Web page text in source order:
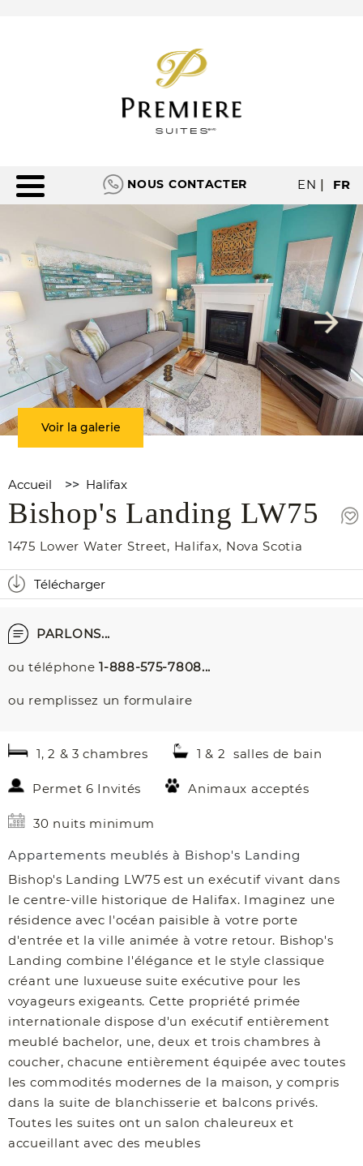
EN | FR
NOUS CONTACTER
Voir la galerie
Accueil >> Halifax
Bishop's Landing LW75
1475 Lower Water Street, Halifax, Nova Scotia
Télécharger
PARLONS...
ou téléphone1-888-575-7808...
ou remplissez un formulaire
1, 2 & 3 chambres 1 & 2 salles de bain
Permet 6 Invités Animaux acceptés
30 nuits minimum
Appartements meublés à Bishop's Landing
Bishop's Landing LW75 est un exécutif vivant dans
le centre-ville historique de Halifax. Imaginez une
résidence avec l'océan paisible à votre porte
d'entrée et la ville animée à votre retour. Bishop's
Landing combine l'élégance et le style classique
créant une luxueuse suite exécutive pour les
voyageurs exigeants. Cette propriété primée
internationale dispose d'un exécutif entièrement
meublé bachelor, une, deux et trois chambres à
coucher, chacune entièrement équipée avec toutes
les commodités modernes de la maison, y compris
dans la suite de blanchisserie et balcons privés.
Toutes les suites ont un salon chaleureux et
accueillant avec des meubles